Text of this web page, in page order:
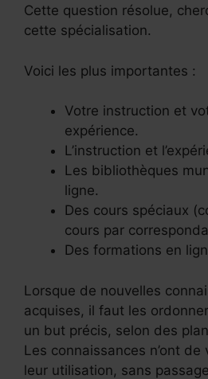
Cette question résolue,
cette spécialisation.
Voici les plus importantes :
Votre instruction et
expérience.
L’instruction et
Les bibliothèques
ligne.
Des cours spéciaux
cours par
Des formations en
Lorsque de nouvelles
acquises, il faut les
un but précis, selon des
Les connaissances n’ont de
leur utilisation, sans